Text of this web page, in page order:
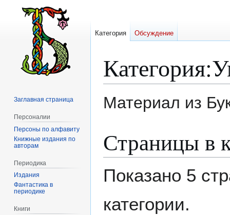
Категория:
Материал из
к
навигации
к
поиску
Страницы в
Показано 5
категории.
Категория Обсуждение
Заглавная страница
Персоналии
Персоны по алфавиту
Книжные издания по
авторам
Периодика
Издания
Фантастика в
периодике
Книги